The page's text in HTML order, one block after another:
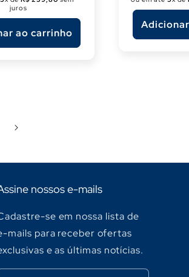
juros
ao carrinho
nossos e-mails
se em nossa lista de
mails para receber ofertas
e as últimas notícias.